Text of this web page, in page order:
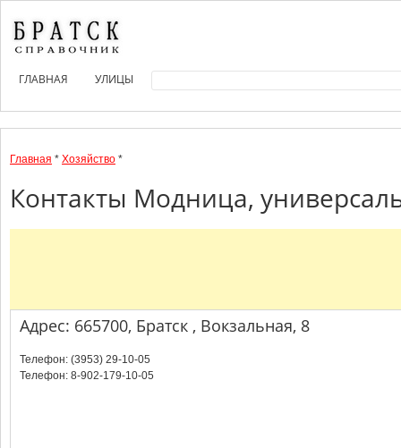
ГЛАВНАЯ УЛИЦЫ
Главная * Хозяйство *
Контакты Модница,
Адрес: 665700, Братск , Вокзальная, 8
Телефон: (3953) 29-10-05
Телефон: 8-902-179-10-05